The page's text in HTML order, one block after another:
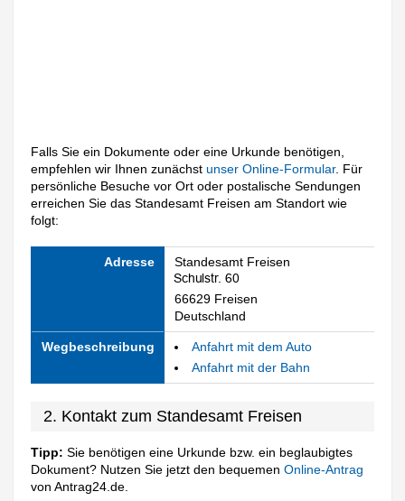
Falls Sie ein Dokumente oder eine Urkunde benötigen,
empfehlen wir Ihnen zunächstunser Online-Formular. Für
persönliche Besuche vor Ort oder postalische Sendungen
erreichen Sie das Standesamt Freisen am Standort wie
folgt:
Adresse Standesamt Freisen
66629 Freisen
Deutschland
Wegbeschreibung
Anfahrt mit dem Auto
Anfahrt mit der Bahn
2. Kontakt zum Standesamt Freisen
Tipp: Sie benötigen eine Urkunde bzw. ein beglaubigtes
Dokument? Nutzen Sie jetzt den bequemenOnline-Antrag
von Antrag24.de.